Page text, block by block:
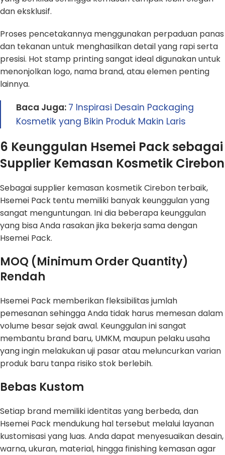
dan eksklusif.
Proses pencetakannya menggunakan perpaduan panas
dan tekanan untuk menghasilkan detail yang rapi serta
presisi. Hot stamp printing sangat ideal digunakan untuk
menonjolkan logo, nama brand, atau elemen penting
lainnya.
Baca Juga: 7 Inspirasi Desain Packaging
Kosmetik yang Bikin Produk Makin Laris
6 Keunggulan Hsemei Pack sebagai
Supplier Kemasan Kosmetik Cirebon
Sebagai supplier kemasan kosmetik Cirebon terbaik,
Hsemei Pack tentu memiliki banyak keunggulan yang
sangat menguntungan. Ini dia beberapa keunggulan
yang bisa Anda rasakan jika bekerja sama dengan
Hsemei Pack.
MOQ (Minimum Order Quantity)
Rendah
Hsemei Pack memberikan fleksibilitas jumlah
pemesanan sehingga Anda tidak harus memesan dalam
volume besar sejak awal. Keunggulan ini sangat
membantu brand baru, UMKM, maupun pelaku usaha
yang ingin melakukan uji pasar atau meluncurkan varian
produk baru tanpa risiko stok berlebih.
Bebas Kustom
Setiap brand memiliki identitas yang berbeda, dan
Hsemei Pack mendukung hal tersebut melalui layanan
kustomisasi yang luas. Anda dapat menyesuaikan desain,
warna, ukuran, material, hingga finishing kemasan agar